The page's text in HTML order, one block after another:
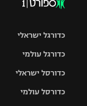
כדורגל ישראלי
כדורגל עולמי
האלופות
כדורסל ישראלי
כדורסל עולמי